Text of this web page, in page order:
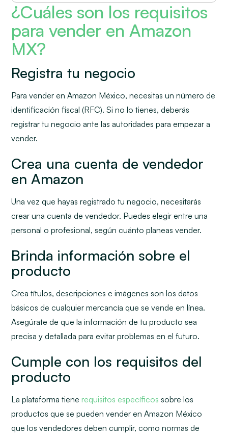
¿Cuáles son los requisitos
para vender en Amazon
MX?
Registra tu negocio
Para vender en Amazon México, necesitas un número de
identificación fiscal (RFC). Si no lo tienes, deberás
registrar tu negocio ante las autoridades para empezar a
vender.
Crea una cuenta de vendedor
en Amazon
Una vez que hayas registrado tu negocio, necesitarás
crear una cuenta de vendedor. Puedes elegir entre una
personal o profesional, según cuánto planeas vender.
Brinda información sobre el
producto
Crea títulos, descripciones e imágenes son los datos
básicos de cualquier mercancía que se vende en línea.
Asegúrate de que la información de tu producto sea
precisa y detallada para evitar problemas en el futuro.
Cumple con los requisitos del
producto
La plataforma tienerequisitos específicos sobre los
productos que se pueden vender en Amazon México
que los vendedores deben cumplir, como normas de